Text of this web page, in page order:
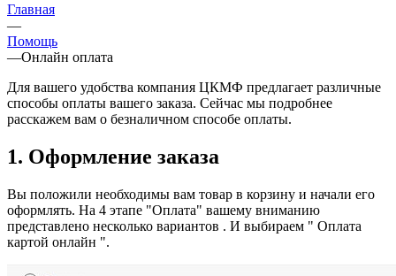
Главная
—
Помощь
—Онлайн оплата
Для вашего удобства компания ЦКМФ предлагает различные
способы оплаты вашего заказа. Сейчас мы подробнее
расскажем вам о безналичном способе оплаты.
1. Оформление заказа
Вы положили необходимы вам товар в корзину и начали его
оформлять. На 4 этапе "Оплата" вашему вниманию
представлено несколько вариантов . И выбираем " Оплата
картой онлайн ".